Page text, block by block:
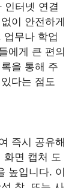
인터넷 연결
이 안전하게
업무나 학업
에게 큰 편의
을 통해 주
다는 점도
즉시 공유해
화면 캡처 도
높입니다. 이